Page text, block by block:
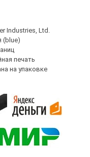
Industries, Ltd.
(blue)
печать
на упаковке